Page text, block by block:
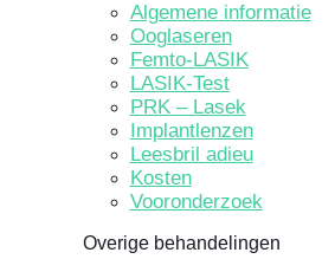
Algemene informatie
Ooglaseren
Femto-LASIK
LASIK-Test
PRK – Lasek
Implantlenzen
Leesbril adieu
Kosten
Vooronderzoek
Overige behandelingen